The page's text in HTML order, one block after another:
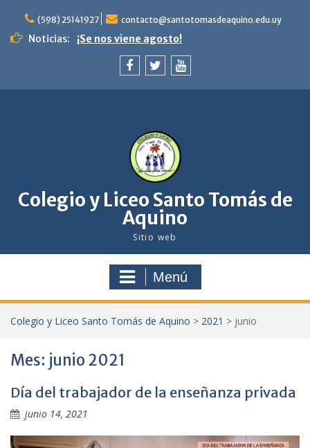
contenido
(598) 25141927 contacto@santotomasdeaquino.edu.uy
Noticias:
¡Se nos viene agosto!
Celebración del Bautismo. Niños de 4to y 5to
de primaria. Familia y comunidad en camino
Colegio y Liceo Santo Tomás de
Aquino
Sitio web
Menú
Colegio y Liceo Santo Tomás de Aquino > 2021 > junio
Mes: junio 2021
Día del trabajador de la enseñanza privada
junio 14, 2021